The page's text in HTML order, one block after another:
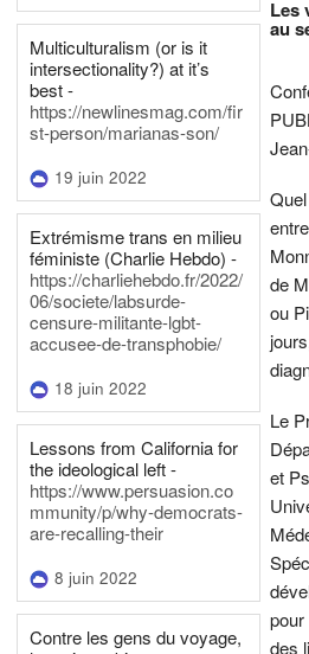
Multiculturalism (or is it
intersectionality?) at it’s
best -
https://newlinesmag.com/fir
st-person/marianas-son/
19 juin 2022
Extrémisme trans en milieu
féministe (Charlie Hebdo) -
https://charliehebdo.fr/2022/
06/societe/labsurde-
censure-militante-lgbt-
accusee-de-transphobie/
18 juin 2022
Lessons from California for
the ideological left -
https://www.persuasion.co
mmunity/p/why-democrats-
are-recalling-their
8 juin 2022
Contre les gens du voyage,
Les
au
de
ou
Le
et
des